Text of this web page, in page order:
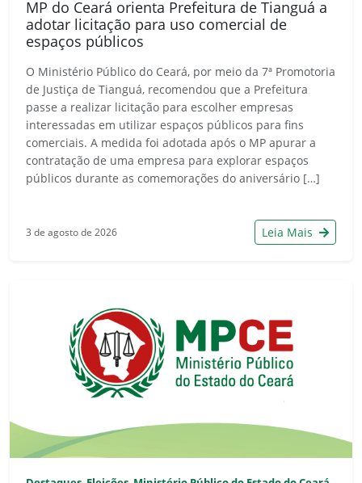
MP do Ceará orienta Prefeitura de Tianguá a
adotar licitação para uso comercial de
espaços públicos
O Ministério Público do Ceará, por meio da 7ª Promotoria
de Justiça de Tianguá, recomendou que a Prefeitura
passe a realizar licitação para escolher empresas
interessadas em utilizar espaços públicos para fins
comerciais. A medida foi adotada após o MP apurar a
contratação de uma empresa para explorar espaços
públicos durante as comemorações do aniversário […]
3 de agosto de 2026 Leia Mais